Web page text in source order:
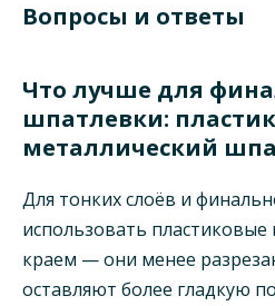
Вопросы и ответы
Что лучше для
шпатлевки:
металлический
Для тонких слоёв и
использовать
краем — они менее
оставляют более гладкую